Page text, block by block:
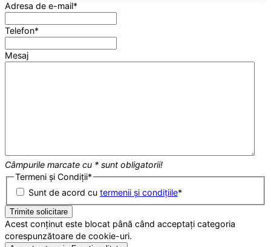
Adresa de e-mail*
Telefon*
Mesaj
Câmpurile marcate cu * sunt obligatorii!
Termeni și Condiții*
Sunt de acord cu termenii și condițiile*
Acest conținut este blocat până când acceptați categoria
corespunzătoare de cookie-uri.